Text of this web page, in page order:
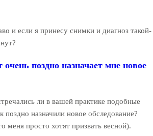
и если я принесу снимки и диагноз такой-
поздно назначает мне новое
ли в вашей практике подобные
поздно назначили новое обследование?
меня просто хотят призвать весной).